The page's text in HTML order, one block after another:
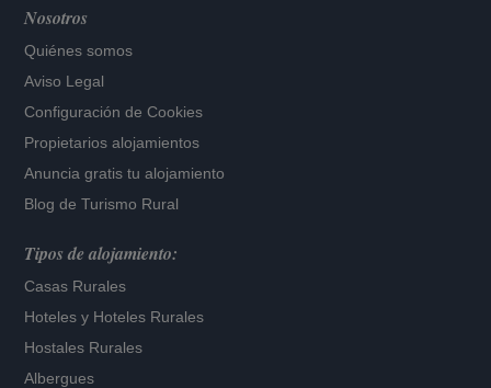
Nosotros
Quiénes somos
Aviso Legal
Configuración de Cookies
Propietarios alojamientos
Anuncia gratis tu alojamiento
Blog de Turismo Rural
Tipos de alojamiento:
Casas Rurales
Hoteles y Hoteles Rurales
Hostales Rurales
Albergues